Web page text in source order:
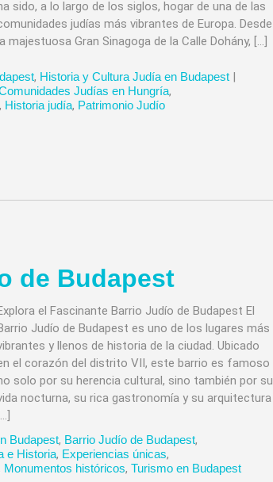
sido, a lo largo de los siglos, hogar de una de las
judías más vibrantes de Europa. Desde
majestuosa Gran Sinagoga de la Calle Dohány, […]
, Historia y Cultura Judía en Budapest |
Judías en Hungría,
, Historia judía, Patrimonio Judío
de Budapest
el Fascinante Barrio Judío de Budapest El
Judío de Budapest es uno de los lugares más
y llenos de historia de la ciudad. Ubicado
el corazón del distrito VII, este barrio es famoso
solo por su herencia cultural, sino también por su
nocturna, su rica gastronomía y su arquitectura
Budapest, Barrio Judío de Budapest,
e Historia, Experiencias únicas,
Monumentos históricos, Turismo en Budapest